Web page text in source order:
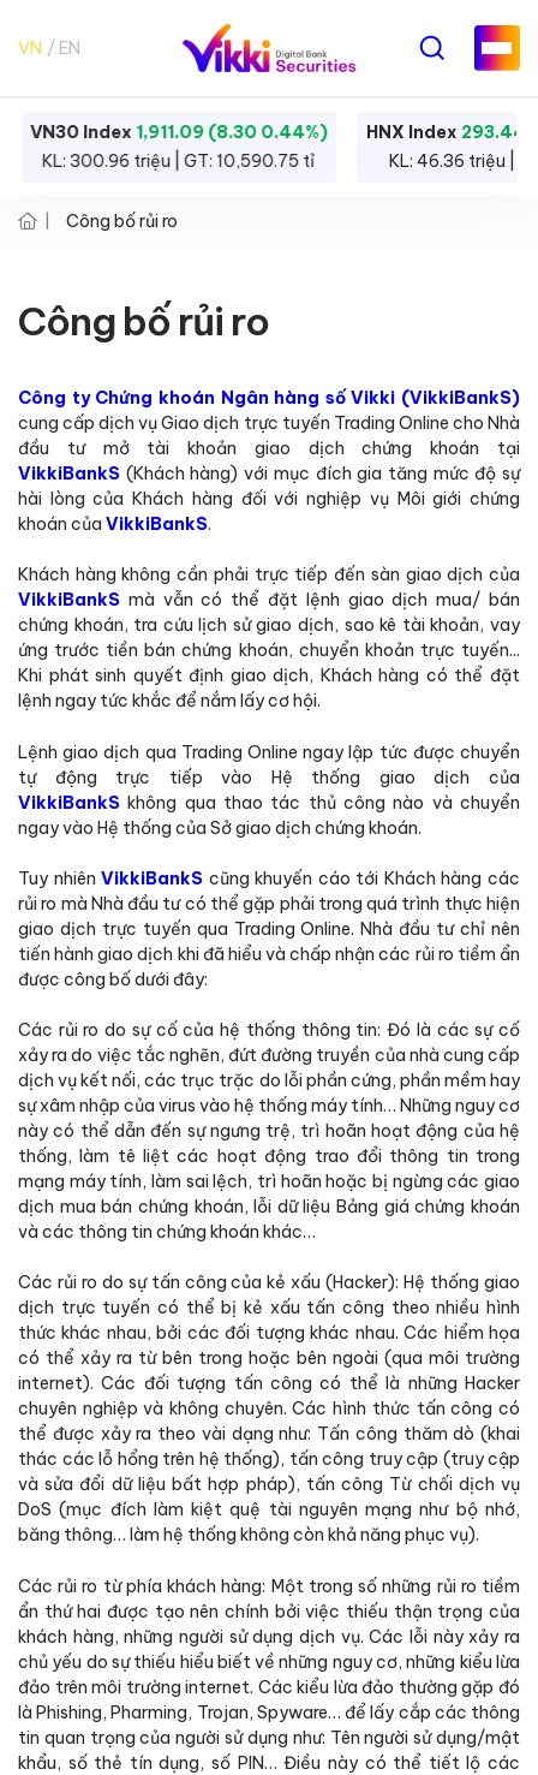
VN EN
VN30 Index 1,911.09 (8.30 0.44%)
KL: 300.96 triệu | GT: 10,590.75 tỉ
HNX Index 293.44
KL: 46.36 triệu |
Công bố rủi ro
Công bố rủi ro
Công ty Chứng khoán Ngân hàng số Vikki (VikkiBankS)
cung cấp dịch vụ Giao dịch trực tuyến Trading Online cho Nhà
đầu tư mở tài khoản giao dịch chứng khoán tại
VikkiBankS (Khách hàng) với mục đích gia tăng mức độ sự
hài lòng của Khách hàng đối với nghiệp vụ Môi giới chứng
khoán của VikkiBankS.
Khách hàng không cần phải trực tiếp đến sàn giao dịch của
VikkiBankS mà vẫn có thể đặt lệnh giao dịch mua/ bán
chứng khoán, tra cứu lịch sử giao dịch, sao kê tài khoản, vay
ứng trước tiền bán chứng khoán, chuyển khoản trực tuyến...
Khi phát sinh quyết định giao dịch, Khách hàng có thể đặt
lệnh ngay tức khắc để nắm lấy cơ hội.
Lệnh giao dịch qua Trading Online ngay lập tức được chuyển
tự động trực tiếp vào Hệ thống giao dịch của
VikkiBankSkhông qua thao tác thủ công nào và chuyển
ngay vào Hệ thống của Sở giao dịch chứng khoán.
Tuy nhiênVikkiBankS cũng khuyến cáo tới Khách hàng các
rủi ro mà Nhà đầu tư có thể gặp phải trong quá trình thực hiện
giao dịch trực tuyến qua Trading Online. Nhà đầu tư chỉ nên
tiến hành giao dịch khi đã hiểu và chấp nhận các rủi ro tiềm ẩn
được công bố dưới đây:
Các rủi ro do sự cố của hệ thống thông tin: Đó là các sự cố
xảy ra do việc tắc nghẽn, đứt đường truyền của nhà cung cấp
dịch vụ kết nối, các trục trặc do lỗi phần cứng, phần mềm hay
sự xâm nhập của virus vào hệ thống máy tính… Những nguy cơ
này có thể dẫn đến sự ngưng trệ, trì hoãn hoạt động của hệ
thống, làm tê liệt các hoạt động trao đổi thông tin trong
mạng máy tính, làm sai lệch, trì hoãn hoặc bị ngừng các giao
dịch mua bán chứng khoán, lỗi dữ liệu Bảng giá chứng khoán
và các thông tin chứng khoán khác…
Các rủi ro do sự tấn công của kẻ xấu (Hacker): Hệ thống giao
dịch trực tuyến có thể bị kẻ xấu tấn công theo nhiều hình
thức khác nhau, bởi các đối tượng khác nhau. Các hiểm họa
có thể xảy ra từ bên trong hoặc bên ngoài (qua môi trường
internet). Các đối tượng tấn công có thể là những Hacker
chuyên nghiệp và không chuyên. Các hình thức tấn công có
thể được xảy ra theo vài dạng như: Tấn công thăm dò (khai
thác các lỗ hổng trên hệ thống), tấn công truy cập (truy cập
và sửa đổi dữ liệu bất hợp pháp), tấn công Từ chối dịch vụ
DoS (mục đích làm kiệt quệ tài nguyên mạng như bộ nhớ,
băng thông… làm hệ thống không còn khả năng phục vụ).
Các rủi ro từ phía khách hàng: Một trong số những rủi ro tiềm
ẩn thứ hai được tạo nên chính bởi việc thiếu thận trọng của
khách hàng, những người sử dụng dịch vụ. Các lỗi này xảy ra
chủ yếu do sự thiếu hiểu biết về những nguy cơ, những kiểu lừa
đảo trên môi trường internet. Các kiểu lừa đảo thường gặp đó
là Phishing, Pharming, Trojan, Spyware… để lấy cắp các thông
tin quan trọng của người sử dụng như: Tên người sử dụng/mật
khẩu, số thẻ tín dụng, số PIN… Điều này có thể tiết lộ các